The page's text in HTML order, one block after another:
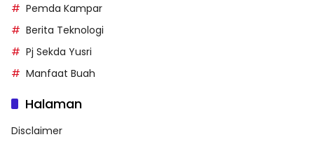
Pemda Kampar
Berita Teknologi
Pj Sekda Yusri
Manfaat Buah
Halaman
Disclaimer